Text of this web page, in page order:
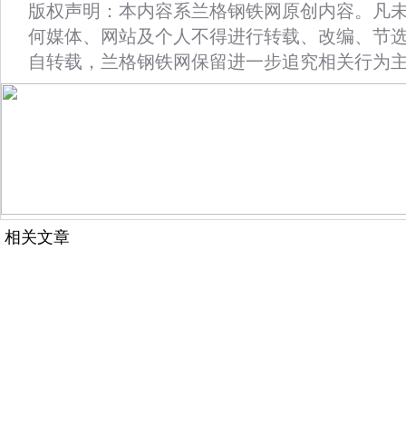
版权声明：本内容系兰格钢铁网原创内容。凡
何媒体、网站及个人不得进行转载、改编、节
自转载，兰格钢铁网保留进一步追究相关行为
相关文章